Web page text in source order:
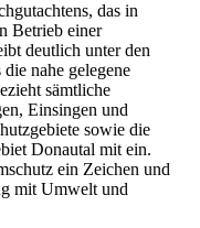
das in
Betrieb einer
deutlich unter den
nahe gelegene
sämtliche
Einsingen und
sowie die
Donautal mit ein.
ein Zeichen und
mit Umwelt und